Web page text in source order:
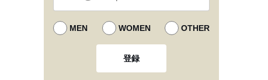
MEN WOMEN OTHER
登録